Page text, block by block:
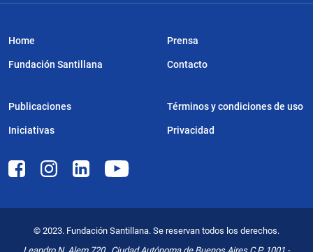
Home
Fundación Santillana
Publicaciones
Iniciativas
Prensa
Contacto
Términos y condiciones de uso
Privacidad
© 2023. Fundación Santillana. Se reservan todos los derechos.